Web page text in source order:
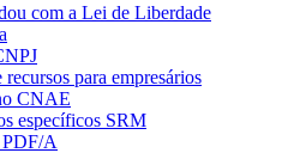
com a Lei de Liberdade
recursos para empresários
CNAE
específicos SRM
PDF/A